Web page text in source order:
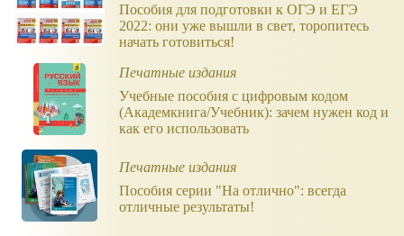
Пособия для подготовки к ОГЭ и ЕГЭ
2022: они уже вышли в свет, торопитесь
начать готовиться!
Печатные издания
Учебные пособия с цифровым кодом
(Академкнига/Учебник): зачем нужен код и
как его использовать
Печатные издания
Пособия серии "На отлично": всегда
отличные результаты!